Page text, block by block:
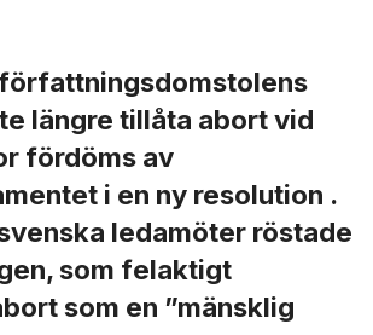
längre tillåta abort vid
fördöms av
i en ny resolution .
ledamöter röstade
som felaktigt
som en ”mänsklig